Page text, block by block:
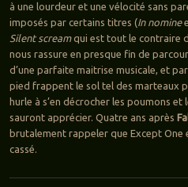
à une lourdeur et une vélocité sans
imposés par certains titres (In nomine
Silent screamqui est tout le contraire
nous rassure en presque fin de
d’une parfaite maitrise musicale, et
pied frappent le sol tel des marteaux
hurle à s’en décrocher les poumons et
sauront apprécier. Quatre ans après
brutalement rappeler que Except One
cassé.